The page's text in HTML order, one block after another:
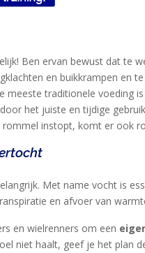
Ben ervan bewust dat te
en buikkrampen en
meeste traditionele voeding
het juiste en tijdige
instopt, komt er ook
Met name vocht is
en afvoer van
en wielrenners om een
niet haalt, geef je het plan